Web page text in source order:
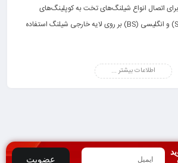
اتصال انواع شیلنگ‌های تخت به کوپلینگ‌های
شیلنگ خور آلمانی (Storz) و انگلیسی (BS) بر روی لایه خارجی شیلنگ استفاده
روش سیم پیچ برای بستن شیلنگ بر روی کوپلینگ‌های
مواد اولیه و در سایزهای مختلف را تولید می‌کند.
شیلنگ‌های تخت به انواع کوپلینگ‌های شیلنگ
اطلاعات بیشتر ...
عضویت